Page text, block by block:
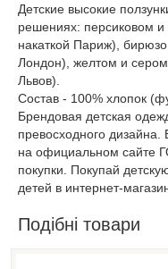
Детские высокие
решениях: персиковом
накаткой Париж),
Лондон), желтом и
Львов).
Состав - 100% хлопок
Брендовая детская
превосходного
на официальном сайте
покупки. Покупай
детей в интернет-
Подібні товари